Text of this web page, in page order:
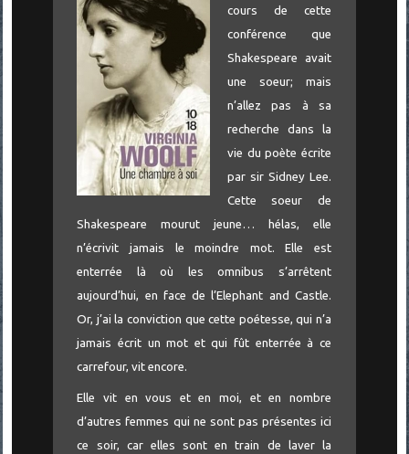
cours de cette
conférence que
Shakespeare avait
une soeur; mais
n’allez pas à sa
recherche dans la
vie du poète écrite
par sir Sidney Lee.
Cette soeur de
Shakespeare mourut jeune… hélas, elle
n’écrivit jamais le moindre mot. Elle est
enterrée là où les omnibus s’arrêtent
aujourd’hui, en face de l’Elephant and Castle.
Or, j’ai la conviction que cette poétesse, qui n’a
jamais écrit un mot et qui fût enterrée à ce
carrefour, vit encore.
Elle vit en vous et en moi, et en nombre
d’autres femmes qui ne sont pas présentes ici
ce soir, car elles sont en train de laver la